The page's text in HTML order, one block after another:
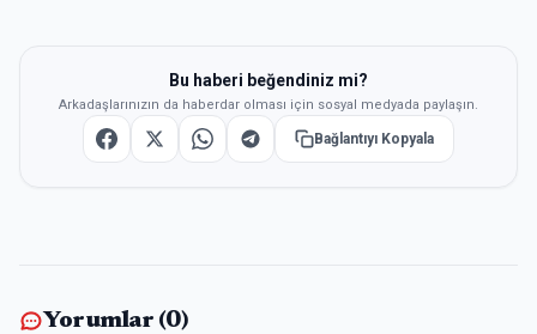
Bu haberi beğendiniz mi?
Arkadaşlarınızın da haberdar olması için sosyal medyada paylaşın.
Bağlantıyı Kopyala
Yorumlar (0)